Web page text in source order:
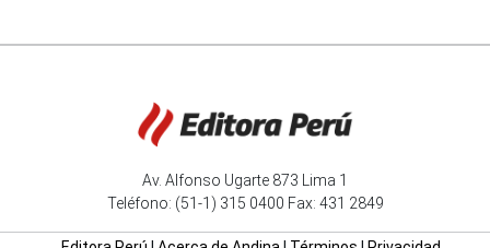
Av. Alfonso Ugarte 873 Lima 1
Teléfono: (51-1) 315 0400 Fax: 431 2849